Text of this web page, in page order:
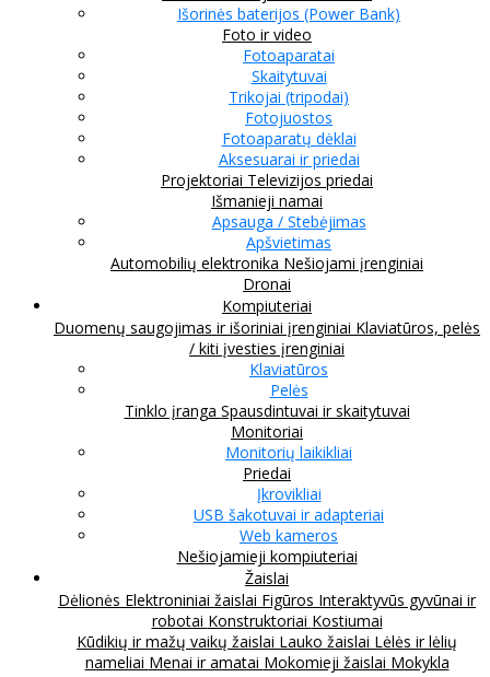
Išorinės baterijos (Power Bank)
Foto ir video
Fotoaparatai
Skaitytuvai
Trikojai (tripodai)
Fotojuostos
Fotoaparatų dėklai
Aksesuarai ir priedai
Projektoriai Televizijos priedai
Išmanieji namai
Apsauga / Stebėjimas
Apšvietimas
Automobilių elektronika Nešiojami įrenginiai
Dronai
Kompiuteriai
Duomenų saugojimas ir išoriniai įrenginiai Klaviatūros, pelės
/ kiti įvesties įrenginiai
Klaviatūros
Pelės
Tinklo įranga Spausdintuvai ir skaitytuvai
Monitoriai
Monitorių laikikliai
Priedai
Įkrovikliai
USB šakotuvai ir adapteriai
Web kameros
Nešiojamieji kompiuteriai
Žaislai
Dėlionės Elektroniniai žaislai Figūros Interaktyvūs gyvūnai ir
robotai Konstruktoriai Kostiumai
Kūdikių ir mažų vaikų žaislai Lauko žaislai Lėlės ir lėlių
nameliai Menai ir amatai Mokomieji žaislai Mokykla